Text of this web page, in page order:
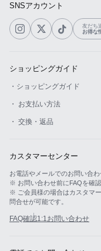
SNSアカウント
友だち
お得な
ショッピングガイド
・ショッピングガイド
・ お支払い方法
・ 交換・返品
カスタマーセンター
お電話やメールでのお問い合わ
※ お問い合わせ前にFAQを確
※ ご会員様の場合はカスタマ
問合せが可能です。
FAQ確認1:1お問い合わせ